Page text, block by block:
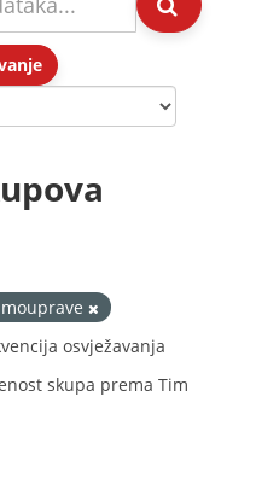
osvježavanja
skupa prema Tim